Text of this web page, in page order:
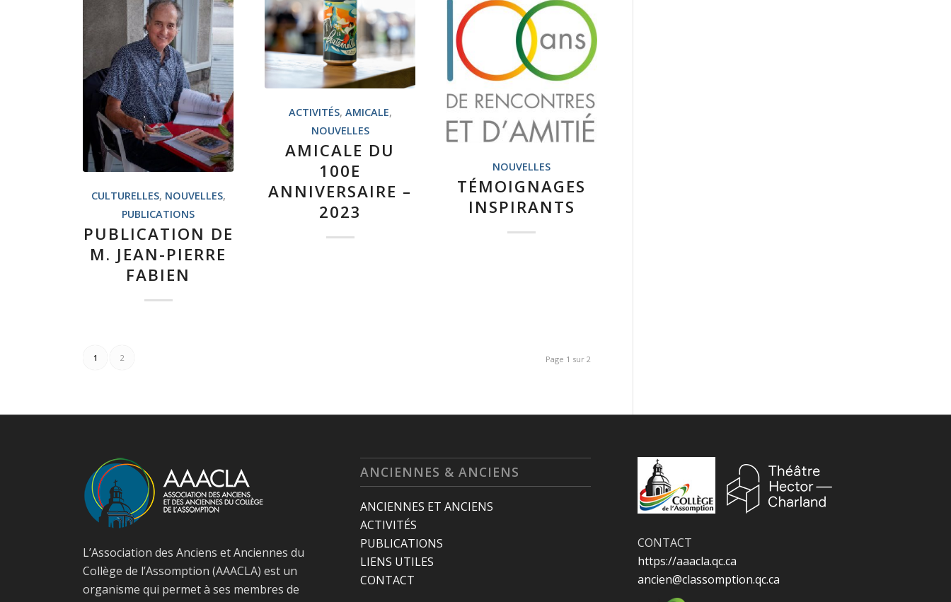
CULTURELLES, NOUVELLES,
PUBLICATIONS
PUBLICATION DE
M. JEAN-PIERRE
FABIEN
ACTIVITÉS, AMICALE,
NOUVELLES
AMICALE DU
100E
ANNIVERSAIRE –
2023
NOUVELLES
TÉMOIGNAGES
INSPIRANTS
Page 1 sur 2
1 2
L’Association des Anciens et Anciennes du
Collège de l’Assomption (AAACLA) est un
organisme qui permet à ses membres de
ANCIENNES & ANCIENS
ANCIENNES ET ANCIENS
ACTIVITÉS
PUBLICATIONS
LIENS UTILES
CONTACT
CONTACT
https://aaacla.qc.ca
ancien@classomption.qc.ca